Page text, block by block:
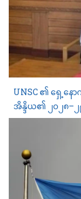
UNSC ၏ ရှေ့န
အိန္ဒိယ၏ ၂၀၂၈–၂
ဆိုင်းနေ